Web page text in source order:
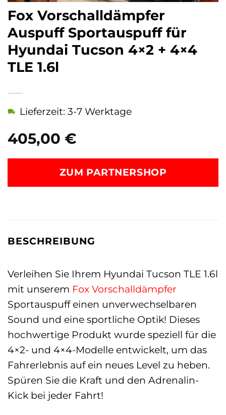
Fox Vorschalldämpfer
Auspuff Sportauspuff für
Hyundai Tucson 4×2 + 4×4
TLE 1.6l
405,00 €
Lieferzeit: 3-7 Werktage
ZUM PARTNERSHOP
BESCHREIBUNG
Verleihen Sie Ihrem Hyundai Tucson TLE 1.6l
mit unserem Fox Vorschalldämpfer
Sportauspuff einen unverwechselbaren
Sound und eine sportliche Optik! Dieses
hochwertige Produkt wurde speziell für die
4×2- und 4×4-Modelle entwickelt, um das
Fahrerlebnis auf ein neues Level zu heben.
Spüren Sie die Kraft und den Adrenalin-
Kick bei jeder Fahrt!